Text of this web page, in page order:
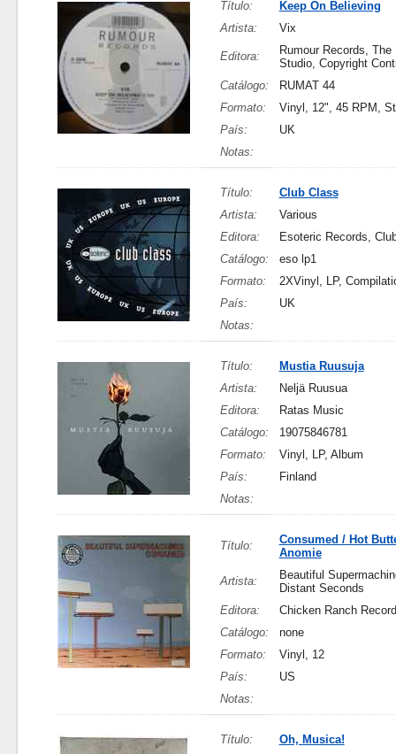
Título:
Keep On Believing
Artista:
Vix
Editora:
Rumour Records, The
Studio, Copyright
Catálogo:
RUMAT 44
Formato:
Vinyl, 12", 45 RPM,
País:
UK
Notas:
Título:
Club Class
Artista:
Various
Editora:
Esoteric Records,
Catálogo:
eso lp1
Formato:
2XVinyl, LP,
País:
UK
Notas:
Título:
Mustia Ruusuja
Artista:
Neljä Ruusua
Editora:
Ratas Music
Catálogo:
19075846781
Formato:
Vinyl, LP, Album
País:
Finland
Notas:
Título:
Consumed / Hot
Anomie
Artista:
Beautiful
Distant Seconds
Editora:
Chicken Ranch
Catálogo:
none
Formato:
Vinyl, 12
País:
US
Notas:
Título:
Oh, Musica!